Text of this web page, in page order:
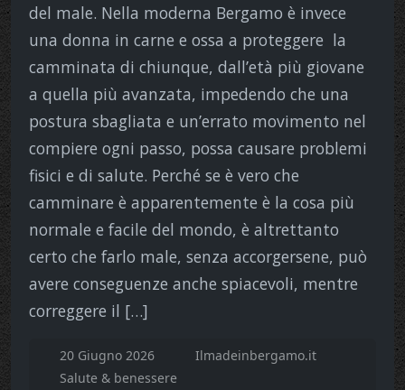
del male. Nella moderna Bergamo è invece
una donna in carne e ossa a proteggere la
camminata di chiunque, dall’età più giovane
a quella più avanzata, impedendo che una
postura sbagliata e un’errato movimento nel
compiere ogni passo, possa causare problemi
fisici e di salute. Perché se è vero che
camminare è apparentemente è la cosa più
normale e facile del mondo, è altrettanto
certo che farlo male, senza accorgersene, può
avere conseguenze anche spiacevoli, mentre
correggere il […]
20 Giugno 2026
Ilmadeinbergamo.it
Salute & benessere